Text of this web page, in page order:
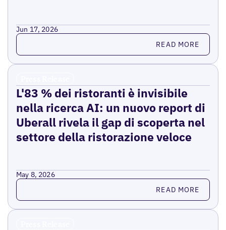
Jun 17, 2026
Read more READ MORE
L'83 % dei ristoranti è invisibile
nella ricerca AI: un nuovo report di
Uberall rivela il gap di scoperta nel
settore della ristorazione veloce
May 8, 2026
Read more READ MORE